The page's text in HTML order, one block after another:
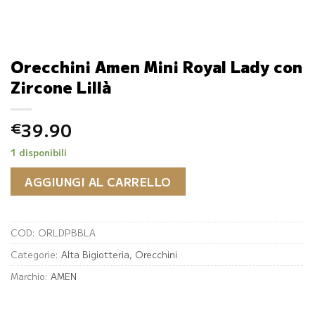
Orecchini Amen Mini Royal Lady con
Zircone Lillà
€39.90
1 disponibili
AGGIUNGI AL CARRELLO
COD: ORLDPBBLA
Categorie: Alta Bigiotteria, Orecchini
Marchio: AMEN